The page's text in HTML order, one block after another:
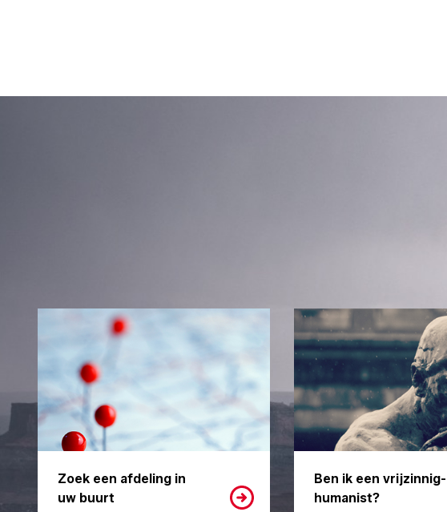
Zoek een afdeling in
uw buurt
Ben ik een vrijzinnig-
humanist?